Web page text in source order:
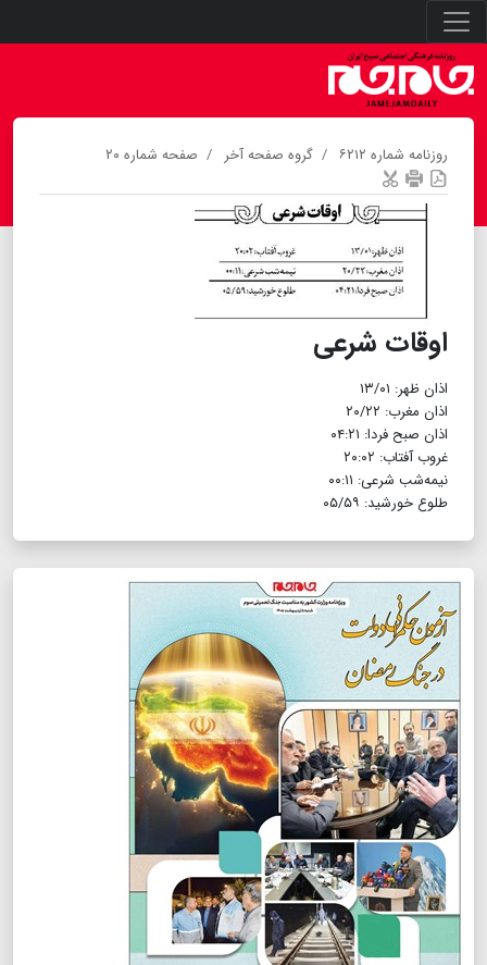
روزنامه شماره ۶۲۱۲ گروه صفحه آخر صفحه شماره ۲۰
اوقات شرعی
اذان ظهر: ۱۳/۰۱
اذان مغرب: ۲۰/۲۲
اذان صبح فردا: ۰۴:۲۱
غروب آفتاب: ۲۰:۰۲
نیمه‌شب شرعی: ۰۰:۱۱
طلوع خورشید: ۰۵/۵۹